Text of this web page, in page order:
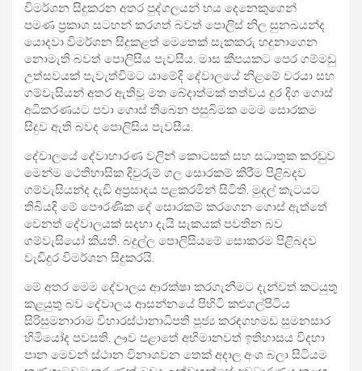
විමර්ශන සිදුකරන අතර පුද්ගලයන් හය දෙනෙකුගෙන්
පමණ ප්‍රකාශ සටහන් කරගත් බවත් පොලිස් නිල සුනඛයන්ද
යොදවා විමර්ශන සිදුකළත් මෙතෙක් සැකකරු හදුනාගෙන
නොමැති බවත් පොලිසිය පැවසීය. මාස කීපයකට පෙර ගම්මඩු
උත්සවයක් පැවැත්වීමට යාමේදි දේවාලයේ නිළමේ වරයා සහ
ගම්වැසියන් අතර ඇතිවූ මත බේදාත්මක් තත්වය දුර දිග ගොස්
අධිකරණයට පවා ගොස් තිබෙන පසුබිමක මෙම සොරකම
සිදුව ඇති බවද පොලිසිය පැවසීය.
දේවාලයේ දේවාභාරණ වලින් කොටසක් සහ සධාතුක කරඩුව
මෙන්ම ථෙතිහාසික දිවුරුම් ගල සොරකම් කිරීම පිළිබදව
ගම්වැසියන්ද දැඩි අප්‍රසාදය පළකරමින් සිටිති. මුදල් කැටයට
තිබියදි මේ පෞරණික දේ සොරකම් කරගෙන ගොස් ඇත්තේ
වෙනත් දේවාලයක් සදහා දැයි සැකයක් පවතින බව
ගම්වැසියෝ කියති. බදුල්ල පොලිසියමේ සොකරම පිළිබදව
වැඩිදුර විමර්ශන සිදුකරයි.
මේ අතර මෙම දේවාලය ආරක්ෂා කරගැනීමට දැන්වත් කටයුතු
කළයුතු බව දේවාලය ආසන්නයේ පිහිටි කළුගල්පිටිය
සිරිසුමනාරාම විහාරස්ථානාධිපති පූජ්‍ය කරඳගහමඩ සුමනසාර
හිමියෝද පවසති. ඌව පළාතේ අභිමානවත් ඉතිහාසය විදහා
පාන මෙවන් ස්ථාන විනාශවන තෙක් අදාල අංශ බලා සිටියම